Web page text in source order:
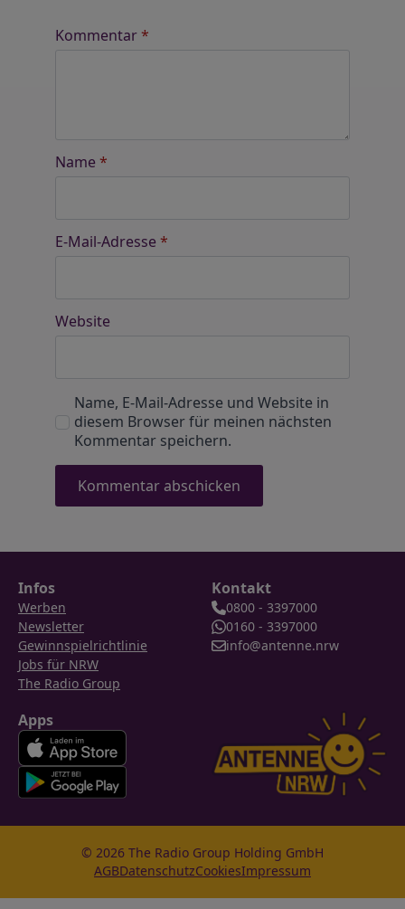
Kommentar*
Name *
E-Mail-Adresse *
Website
Name, E-Mail-Adresse und Website in
diesem Browser für meinen nächsten
Kommentar speichern.
Infos
Werben
Newsletter
Gewinnspielrichtlinie
Jobs für NRW
The Radio Group
Kontakt
0800 - 3397000
0160 - 3397000
info@antenne.nrw
Apps
© 2026 The Radio Group Holding GmbH
AGBDatenschutzCookiesImpressum